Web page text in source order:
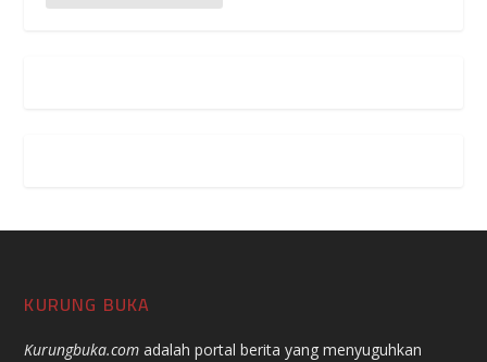
KURUNG BUKA
Kurungbuka.com adalah portal berita yang menyuguhkan